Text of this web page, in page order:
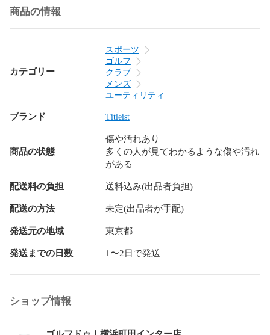
………………………………………………
【Dランク】
クラウン：傷や塗装のはがれはあるが、ヘコミが無くプレー
ソール：傷は目立つが、ヘコミが無くプレーに支障は無い状
態。
フェイス：傷は目立つが、ヘコミが無くプレーに支障は無い
※商品名に【訳あり】が付いているクラブは、上記のランク基
準から逸脱したマイナス箇所がある商品となっています（そ
の分お値引き済です）。
★フォロー＆いいね、よろしくお願いします★
【フォロー】　割引クーポン配布時にお知らせが届きます
［商品について］
当店でお取り扱いしている商品は、全て中古品となっており
ます。商品状態はできるだけ詳しくご案内していますが、中
商品の情報
カテゴリー
スポーツ
ゴルフ
クラブ
メンズ
ユーティリティ
ブランド Titleist
商品の状態
傷や汚れあり
多くの人が見てわかるような傷や汚れ
がある
配送料の負担 送料込み(出品者負担)
配送の方法 未定(出品者が手配)
発送元の地域 東京都
発送までの日数 1〜2日で発送
ショップ情報